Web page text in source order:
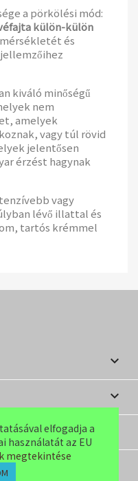
elfogadja a
használatát az EU
megtekintése
a pörkölési mód:
külön-külön
és
kiváló minőségű
nem
amelyek
vagy túl rövid
jelentősen
érzést hagynak
vagy
lévő illattal és
tartós krémmel


elfogadja a
használatát az EU
megtekintése